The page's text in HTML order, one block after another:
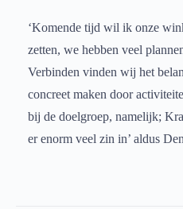
‘Komende tijd wil ik onze
zetten, we hebben veel
Verbinden vinden wij het
concreet maken door
bij de doelgroep, namelijk;
er enorm veel zin in’ aldus